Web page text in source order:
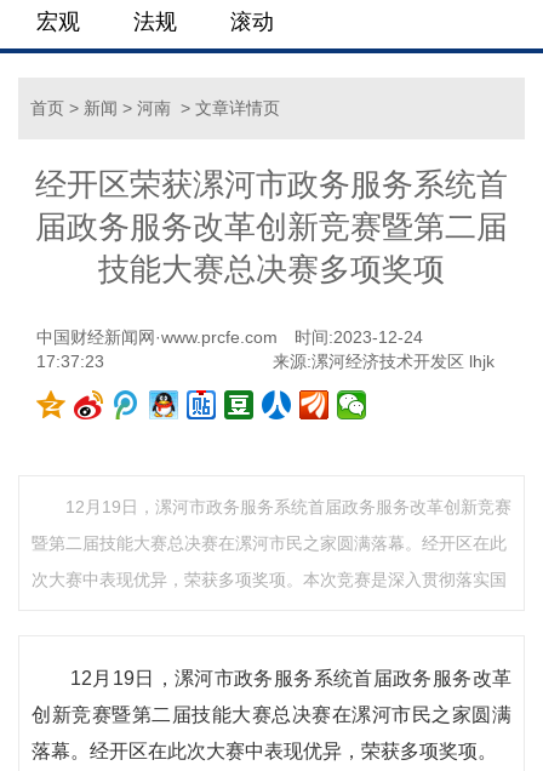
宏观 法规 滚动
首页 > 新闻 > 河南 > 文章详情页
经开区荣获漯河市政务服务系统首
届政务服务改革创新竞赛暨第二届
技能大赛总决赛多项奖项
中国财经新闻网·www.prcfe.com
时间:2023-12-24
17:37:23
来源:漯河经济技术开发区 lhjk
12月19日，漯河市政务服务系统首届政务服务改革创新竞赛
暨第二届技能大赛总决赛在漯河市民之家圆满落幕。经开区在此
次大赛中表现优异，荣获多项奖项。本次竞赛是深入贯彻落实国
12月19日，漯河市政务服务系统首届政务服务改革
创新竞赛暨第二届技能大赛总决赛在漯河市民之家圆满
落幕。经开区在此次大赛中表现优异，荣获多项奖项。